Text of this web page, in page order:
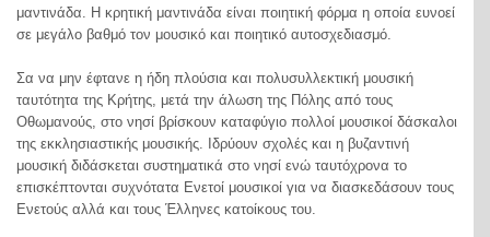
μαντινάδα. Η κρητική μαντινάδα είναι ποιητική φόρμα η οποία ευνοεί
σε μεγάλο βαθμό τον μουσικό και ποιητικό αυτοσχεδιασμό.
Σα να μην έφτανε η ήδη πλούσια και πολυσυλλεκτική μουσική
ταυτότητα της Κρήτης, μετά την άλωση της Πόλης από τους
Οθωμανούς, στο νησί βρίσκουν καταφύγιο πολλοί μουσικοί δάσκαλοι
της εκκλησιαστικής μουσικής. Ιδρύουν σχολές και η βυζαντινή
μουσική διδάσκεται συστηματικά στο νησί ενώ ταυτόχρονα το
επισκέπτονται συχνότατα Ενετοί μουσικοί για να διασκεδάσουν τους
Ενετούς αλλά και τους Έλληνες κατοίκους του.